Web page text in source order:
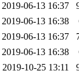
2019-06-13 16:37
2019-06-13 16:38
2019-06-13 16:37
2019-06-13 16:38
2019-10-25 13:11